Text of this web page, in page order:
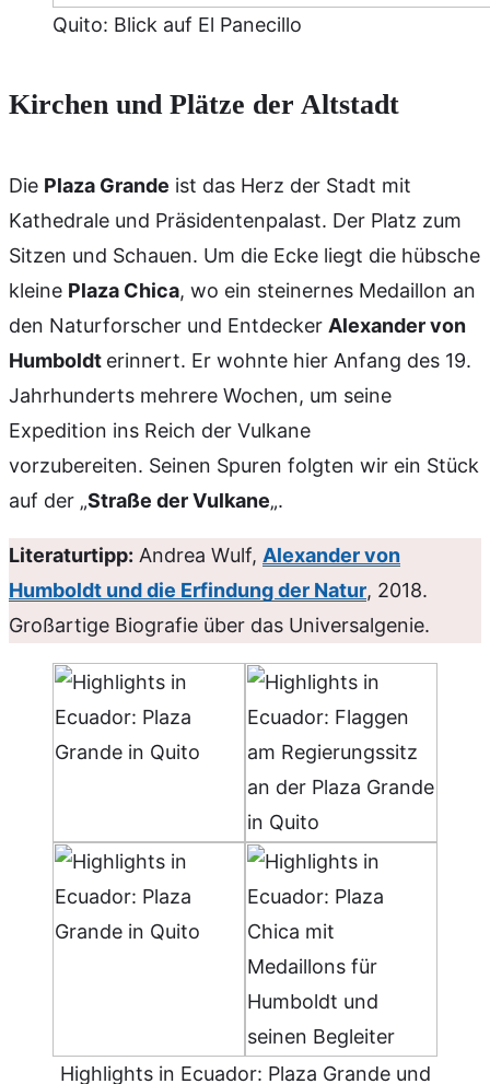
Quito: Blick auf El Panecillo
Kirchen und Plätze der Altstadt
Die Plaza Grande ist das Herz der Stadt mit
Kathedrale und Präsidentenpalast. Der Platz zum
Sitzen und Schauen. Um die Ecke liegt die hübsche
kleine Plaza Chica, wo ein steinernes Medaillon an
den Naturforscher und Entdecker Alexander von
Humboldt erinnert. Er wohnte hier Anfang des 19.
Jahrhunderts mehrere Wochen, um seine
Expedition ins Reich der Vulkane
vorzubereiten. Seinen Spuren folgten wir ein Stück
auf der „Straße der Vulkane„.
Literaturtipp: Andrea Wulf, Alexander von
Humboldt und die Erfindung der Natur, 2018.
Großartige Biografie über das Universalgenie.
Highlights in Ecuador: Plaza Grande und